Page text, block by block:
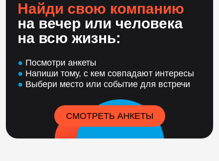
Найди свою компанию
на вечер или человека
на всю жизнь:
● Посмотри анкеты
● Напиши тому, с кем совпадают интересы
● Выбери место или событие для встречи
СМОТРЕТЬ АНКЕТЫ